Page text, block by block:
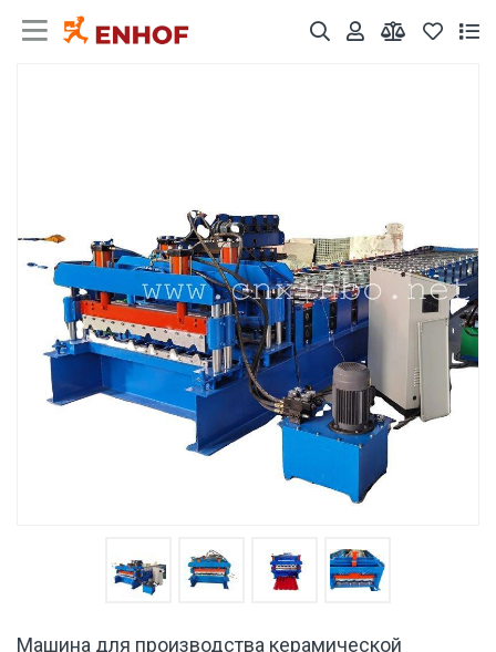
Машина для производства керамической